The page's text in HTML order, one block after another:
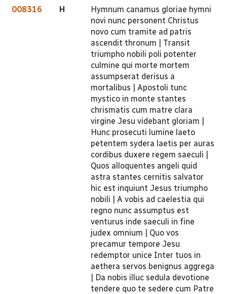
008316 H
Hymnum canamus gloriae hymni
novi nunc personent Christus
novo cum tramite ad patris
ascendit thronum | Transit
triumpho nobili poli potenter
culmine qui morte mortem
assumpserat derisus a
mortalibus | Apostoli tunc
mystico in monte stantes
chrismatis cum matre clara
virgine Jesu videbant gloriam |
Hunc prosecuti lumine laeto
petentem sydera laetis per auras
cordibus duxere regem saeculi |
Quos alloquentes angeli quid
astra stantes cernitis salvator
hic est inquiunt Jesus triumpho
nobili | A vobis ad caelestia qui
regno nunc assumptus est
venturus inde saeculi in fine
judex omnium | Quo vos
precamur tempore Jesu
redemptor unice Inter tuos in
aethera servos benignus aggrega
| Da nobis illuc sedula devotione
tendere quo te sedere cum Patre